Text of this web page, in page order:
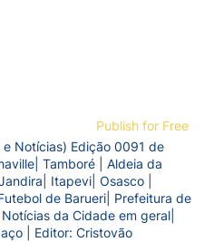
Publish for Free
e Notícias) Edição 0091 de
Tamboré | Aldeia da
Itapevi| Osasco |
de Barueri| Prefeitura de
da Cidade em geral|
| Editor: Cristovão